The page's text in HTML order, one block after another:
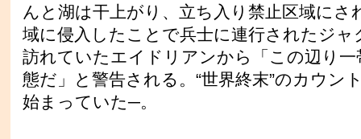
んと湖は干上がり、立ち入り禁止区域にさ
域に侵入したことで兵士に連行されたジャ
訪れていたエイドリアンから「この辺り一
態だ」と警告される。“世界終末”のカウン
始まっていた─。